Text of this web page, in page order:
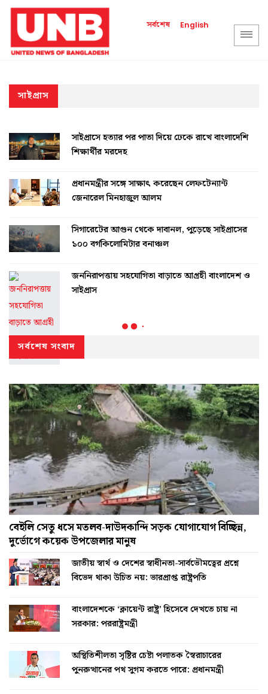
সর্বশেষ English
সাইপ্রাস
সাইপ্রাসে হত্যার পর পাতা দিয়ে ঢেকে রাখে বাংলাদেশি
শিক্ষার্থীর মরদেহ
প্রধানমন্ত্রীর সঙ্গে সাক্ষাৎ করেছেন লেফটেন্যান্ট
জেনারেল মিনহাজুল আলম
সিগারেটের আগুন থেকে দাবানল, পুড়েছে সাইপ্রাসের
১০০ বর্গকিলোমিটার বনাঞ্চল
জননিরাপত্তায় সহযোগিতা বাড়াতে আগ্রহী বাংলাদেশ ও
সাইপ্রাস
সর্বশেষ সংবাদ
বেইলি সেতু ধসে মতলব-দাউদকান্দি সড়ক যোগাযোগ বিচ্ছিন্ন,
দুর্ভোগে কয়েক উপজেলার মানুষ
জাতীয় স্বার্থ ও দেশের স্বাধীনতা-সার্বভৌমত্বের প্রশ্নে
বিভেদ থাকা উচিত নয়: ভারপ্রাপ্ত রাষ্ট্রপতি
বাংলাদেশকে ‘ক্লায়েন্ট রাষ্ট্র’ হিসেবে দেখতে চায় না
সরকার: পররাষ্ট্রমন্ত্রী
অস্থিতিশীলতা সৃষ্টির চেষ্টা পলাতক স্বৈরাচারের
পুনরুত্থানের পথ সুগম করতে পারে: প্রধানমন্ত্রী